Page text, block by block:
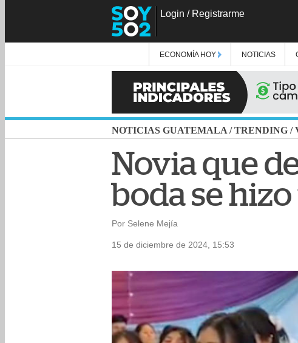
Login / Registrarme
ECONOMÍA HOY NOTICIAS
NOTICIAS GUATEMALA /TRENDING /
Novia que
boda se
Por Selene Mejía
15 de diciembre de 2024, 15:53